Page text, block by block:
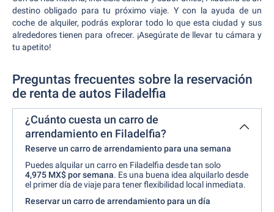
destino obligado para tu próximo viaje. Y con la ayuda de un
coche de alquiler, podrás explorar todo lo que esta ciudad y sus
alrededores tienen para ofrecer. ¡Asegúrate de llevar tu cámara y
tu apetito!
Preguntas frecuentes sobre la reservación
de renta de autos Filadelfia
¿Cuánto cuesta un carro de
arrendamiento en Filadelfia?
Reserve un carro de arrendamiento para una semana
Puedes alquilar un carro en Filadelfia desde tan solo
4,975 MX$ por semana. Es una buena idea alquilarlo desde
el primer día de viaje para tener flexibilidad local inmediata.
Reservar un carro de arrendamiento para un día